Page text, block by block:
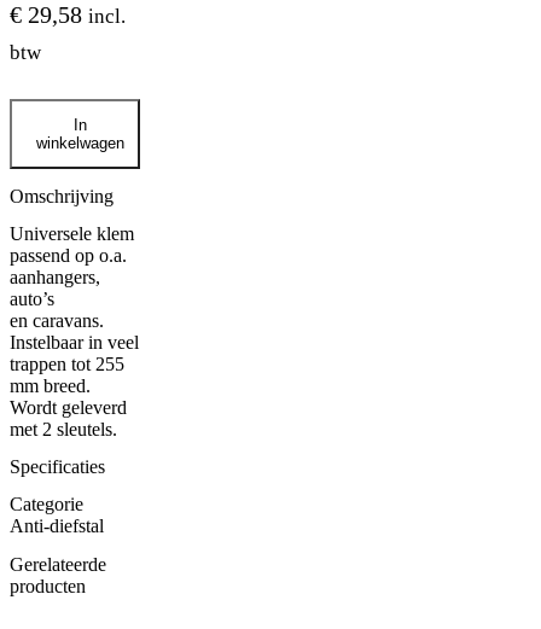
€ 29,58 incl.
btw
Topgear
wielklem
universeel
aantal
In
winkelwagen
Omschrijving
Universele klem
passend op o.a.
aanhangers,
auto’s
en caravans.
Instelbaar in veel
trappen tot 255
mm breed.
Wordt geleverd
met 2 sleutels.
Specificaties
Categorie
Anti-diefstal
Gerelateerde
producten